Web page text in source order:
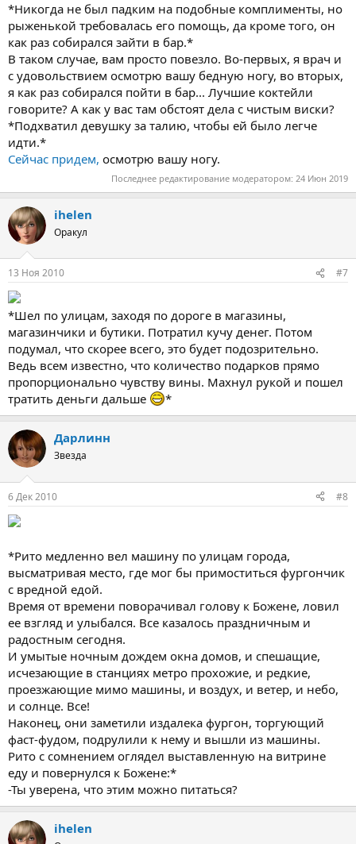
*Никогда не был падким на подобные комплименты, но
рыженькой требовалась его помощь, да кроме того, он
как раз собирался зайти в бар.*
В таком случае, вам просто повезло. Во-первых, я врач и
с удовольствием осмотрю вашу бедную ногу, во вторых,
я как раз собирался пойти в бар... Лучшие коктейли
говорите? А как у вас там обстоят дела с чистым виски?
*Подхватил девушку за талию, чтобы ей было легче
идти.*
Сейчас придем, осмотрю вашу ногу.
Последнее редактирование модератором: 24 Июн 2019
ihelen
Оракул
13 Ноя 2010 #7
*Шел по улицам, заходя по дороге в магазины,
магазинчики и бутики. Потратил кучу денег. Потом
подумал, что скорее всего, это будет подозрительно.
Ведь всем известно, что количество подарков прямо
пропорционально чувству вины. Махнул рукой и пошел
тратить деньги дальше
*
Дарлинн
Звезда
6 Дек 2010 #8
*Рито медленно вел машину по улицам города,
высматривая место, где мог бы примоститься фургончик
с вредной едой.
Время от времени поворачивал голову к Божене, ловил
ее взгляд и улыбался. Все казалось праздничным и
радостным сегодня.
И умытые ночным дождем окна домов, и спешащие,
исчезающие в станциях метро прохожие, и редкие,
проезжающие мимо машины, и воздух, и ветер, и небо,
и солнце. Все!
Наконец, они заметили издалека фургон, торгующий
фаст-фудом, подрулили к нему и вышли из машины.
Рито с сомнением оглядел выставленную на витрине
еду и повернулся к Божене:*
-Ты уверена, что этим можно питаться?
ihelen